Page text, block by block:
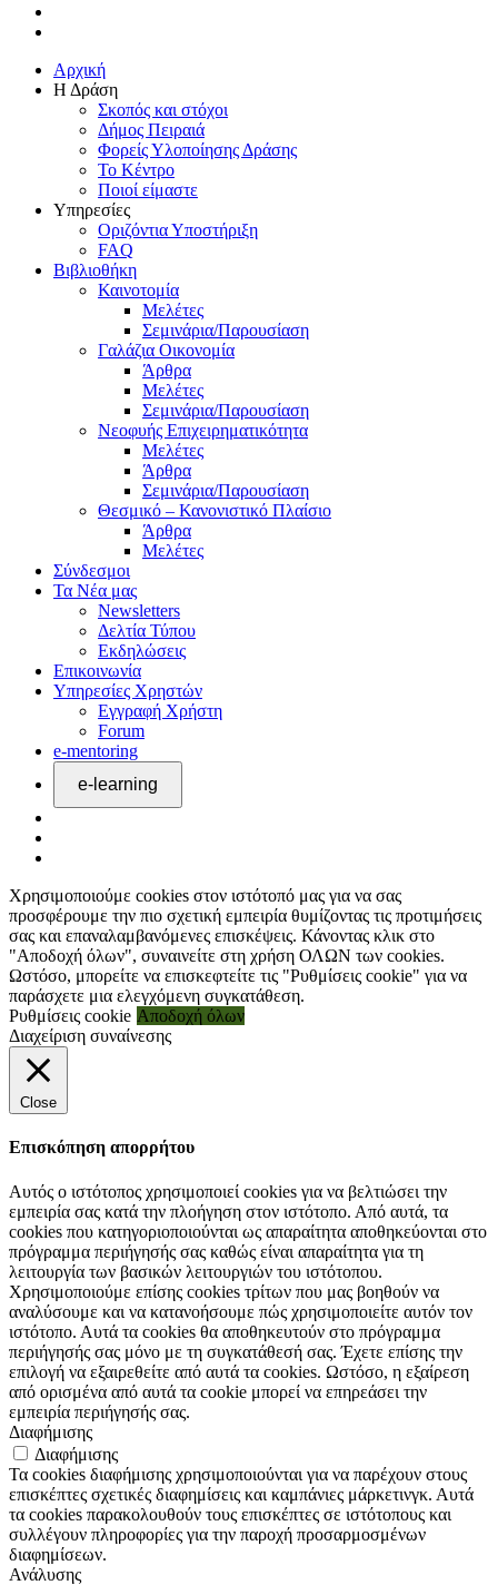
Close
Menu
Αρχική
Η Δράση
Σκοπός και στόχοι
Δήμος Πειραιά
Φορείς Υλοποίησης Δράσης
Το Κέντρο
Ποιοί είμαστε
Υπηρεσίες
Οριζόντια Υποστήριξη
FAQ
Βιβλιοθήκη
Καινοτομία
Μελέτες
Σεμινάρια/Παρουσίαση
Γαλάζια Οικονομία
Άρθρα
Μελέτες
Σεμινάρια/Παρουσίαση
Νεοφυής Επιχειρηματικότητα
Μελέτες
Άρθρα
Σεμινάρια/Παρουσίαση
Θεσμικό – Κανονιστικό Πλαίσιο
Άρθρα
Μελέτες
Σύνδεσμοι
Τα Νέα μας
Newsletters
Δελτία Τύπου
Εκδηλώσεις
Επικοινωνία
Υπηρεσίες Χρηστών
Εγγραφή Χρήστη
Forum
e-mentoring
Χρησιμοποιούμε cookies στον ιστότοπό μας για να σας
προσφέρουμε την πιο σχετική εμπειρία θυμίζοντας τις προτιμήσεις
σας και επαναλαμβανόμενες επισκέψεις. Κάνοντας κλικ στο
"Αποδοχή όλων", συναινείτε στη χρήση ΟΛΩΝ των cookies.
Ωστόσο, μπορείτε να επισκεφτείτε τις "Ρυθμίσεις cookie" για να
παράσχετε μια ελεγχόμενη συγκατάθεση.
Ρυθμίσεις cookie Αποδοχή όλων
Διαχείριση συναίνεσης
Close
Επισκόπηση απορρήτου
Αυτός ο ιστότοπος χρησιμοποιεί cookies για να βελτιώσει την
εμπειρία σας κατά την πλοήγηση στον ιστότοπο. Από αυτά, τα
cookies που κατηγοριοποιούνται ως απαραίτητα αποθηκεύονται στο
πρόγραμμα περιήγησής σας καθώς είναι απαραίτητα για τη
λειτουργία των βασικών λειτουργιών του ιστότοπου.
Χρησιμοποιούμε επίσης cookies τρίτων που μας βοηθούν να
αναλύσουμε και να κατανοήσουμε πώς χρησιμοποιείτε αυτόν τον
ιστότοπο. Αυτά τα cookies θα αποθηκευτούν στο πρόγραμμα
περιήγησής σας μόνο με τη συγκατάθεσή σας. Έχετε επίσης την
επιλογή να εξαιρεθείτε από αυτά τα cookies. Ωστόσο, η εξαίρεση
από ορισμένα από αυτά τα cookie μπορεί να επηρεάσει την
εμπειρία περιήγησής σας.
Διαφήμισης
Διαφήμισης
Τα cookies διαφήμισης χρησιμοποιούνται για να παρέχουν στους
επισκέπτες σχετικές διαφημίσεις και καμπάνιες μάρκετινγκ. Αυτά
τα cookies παρακολουθούν τους επισκέπτες σε ιστότοπους και
συλλέγουν πληροφορίες για την παροχή προσαρμοσμένων
διαφημίσεων.
Ανάλυσης